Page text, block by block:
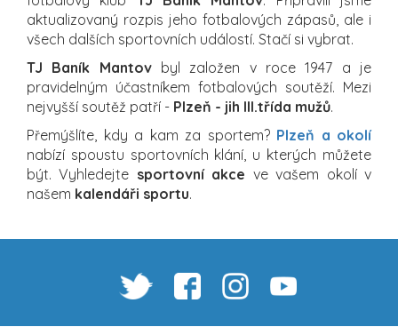
aktualizovaný rozpis jeho fotbalových zápasů, ale i
všech dalších sportovních událostí. Stačí si vybrat.
TJ Baník Mantovbyl založen v roce 1947 a je
pravidelným účastníkem fotbalových soutěží. Mezi
nejvyšší soutěž patří - Plzeň - jih III.třída mužů.
Přemýšlíte, kdy a kam za sportem? Plzeň a okolí
nabízí spoustu sportovních klání, u kterých můžete
být. Vyhledejte sportovní akce ve vašem okolí v
našem kalendáři sportu.